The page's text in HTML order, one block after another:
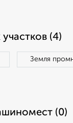
(4)
Земля
(0)